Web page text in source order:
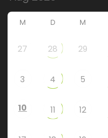
M D M
27 28 29
3 4 5
10 11 12